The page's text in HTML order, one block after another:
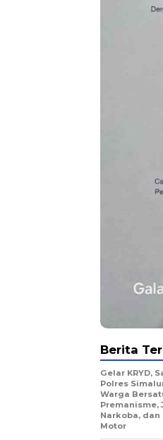
Berita
Gelar KRYD,
Polres
Warga
Premanisme,
Narkoba, dan
Motor